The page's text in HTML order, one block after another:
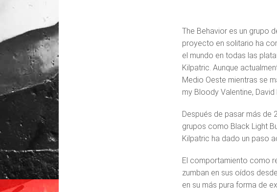
The Behavior es un grupo
proyecto en solitario ha
el mundo en todas las
Kilpatric. Aunque
Medio Oeste mientras se
my Bloody Valentine,
Después de pasar más de
grupos como Black Light
Kilpatric ha dado un paso
El comportamiento como
zumban en sus oídos
en su más pura forma de